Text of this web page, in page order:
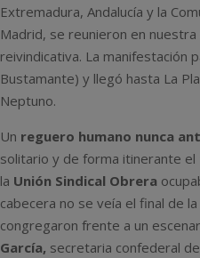
Extremadura, Andalucía y la
Madrid, se reunieron en
reivindicativa. La manifestación
Bustamante) y llegó hasta La
Neptuno.
Un reguero humano nunca
solitario y de forma itinerante el
la Unión Sindical Obrera
cabecera no se veía el final de
congregaron frente a un
García, secretaria confederal